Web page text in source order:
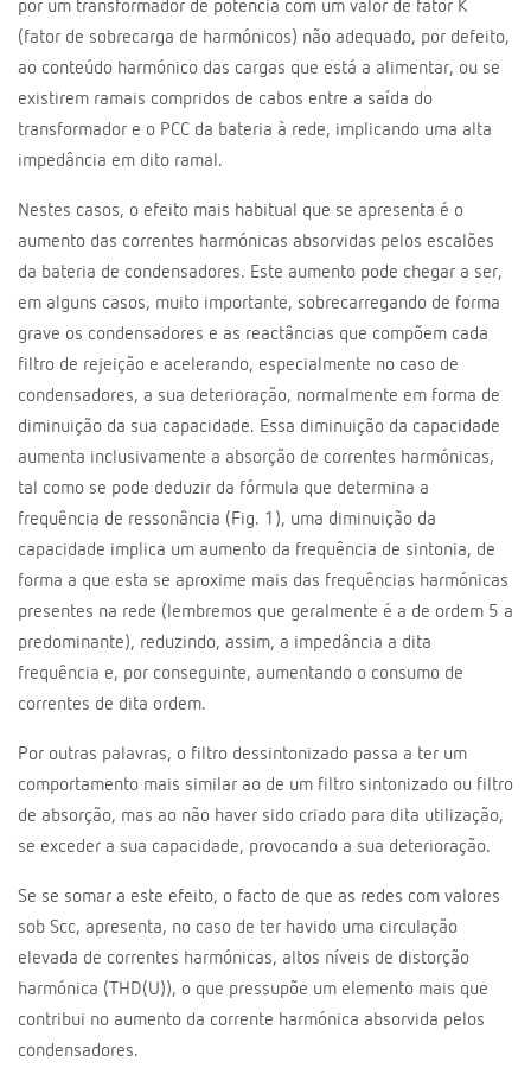
por um transformador de potência com um valor de fator K
(fator de sobrecarga de harmónicos) não adequado, por defeito,
ao conteúdo harmónico das cargas que está a alimentar, ou se
existirem ramais compridos de cabos entre a saída do
transformador e o PCC da bateria à rede, implicando uma alta
impedância em dito ramal.
Nestes casos, o efeito mais habitual que se apresenta é o
aumento das correntes harmónicas absorvidas pelos escalões
da bateria de condensadores. Este aumento pode chegar a ser,
em alguns casos, muito importante, sobrecarregando de forma
grave os condensadores e as reactâncias que compõem cada
filtro de rejeição e acelerando, especialmente no caso de
condensadores, a sua deterioração, normalmente em forma de
diminuição da sua capacidade. Essa diminuição da capacidade
aumenta inclusivamente a absorção de correntes harmónicas,
tal como se pode deduzir da fórmula que determina a
frequência de ressonância (Fig. 1), uma diminuição da
capacidade implica um aumento da frequência de sintonia, de
forma a que esta se aproxime mais das frequências harmónicas
presentes na rede (lembremos que geralmente é a de ordem 5 a
predominante), reduzindo, assim, a impedância a dita
frequência e, por conseguinte, aumentando o consumo de
correntes de dita ordem.
Por outras palavras, o filtro dessintonizado passa a ter um
comportamento mais similar ao de um filtro sintonizado ou filtro
de absorção, mas ao não haver sido criado para dita utilização,
se exceder a sua capacidade, provocando a sua deterioração.
Se se somar a este efeito, o facto de que as redes com valores
sob Scc, apresenta, no caso de ter havido uma circulação
elevada de correntes harmónicas, altos níveis de distorção
harmónica (THD(U)), o que pressupõe um elemento mais que
contribui no aumento da corrente harmónica absorvida pelos
condensadores.